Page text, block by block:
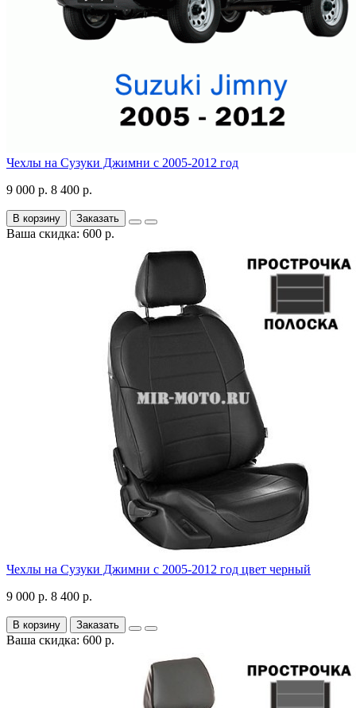
Чехлы на Сузуки Джимни с 2005-2012 год
9 000 р. 8 400 р.
В корзину Заказать
Ваша скидка: 600 р.
Чехлы на Сузуки Джимни с 2005-2012 год цвет черный
9 000 р. 8 400 р.
В корзину Заказать
Ваша скидка: 600 р.